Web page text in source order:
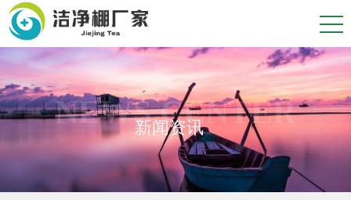
NEWS CENTER
新闻资讯